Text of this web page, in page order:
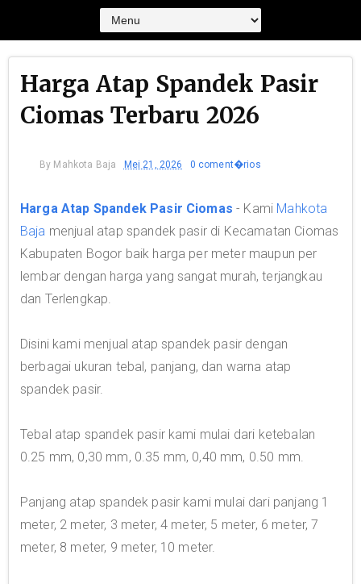
Harga Atap Spandek Pasir
Ciomas Terbaru 2026
By Mahkota Baja Mei 21, 2026 0 coment�rios
Harga Atap Spandek Pasir Ciomas - Kami Mahkota
Baja menjual atap spandek pasir di Kecamatan Ciomas
Kabupaten Bogor baik harga per meter maupun per
lembar dengan harga yang sangat murah, terjangkau
dan Terlengkap.
Disini kami menjual atap spandek pasir dengan
berbagai ukuran tebal, panjang, dan warna atap
spandek pasir.
Tebal atap spandek pasir kami mulai dari ketebalan
0.25 mm, 0,30 mm, 0.35 mm, 0,40 mm, 0.50 mm.
Panjang atap spandek pasir kami mulai dari panjang 1
meter, 2 meter, 3 meter, 4 meter, 5 meter, 6 meter, 7
meter, 8 meter, 9 meter, 10 meter.